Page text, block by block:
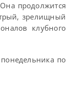
продолжится
зрелищный
клубного
по